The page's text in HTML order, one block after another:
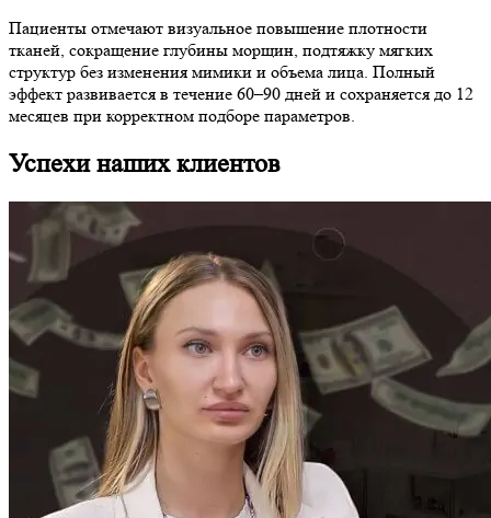
Пациенты отмечают визуальное повышение плотности
тканей, сокращение глубины морщин, подтяжку мягких
структур без изменения мимики и объема лица. Полный
эффект развивается в течение 60–90 дней и сохраняется до 12
месяцев при корректном подборе параметров.
Успехи наших клиентов